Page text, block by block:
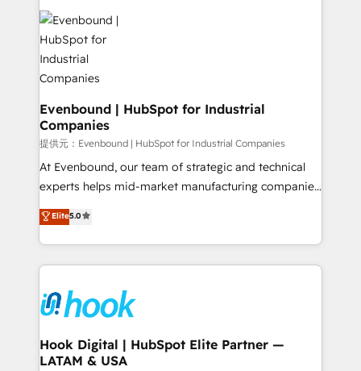
to accompany companies on their digital
transformation journey.
Implementations across Marketing, Sales, Service,
Data & Content 📈 Sales & Marketing Alignment +
Revenue Team Enablement 🤖 Breeze AI & Custom
Agent Creation 🔄 Custom Integrations & Data
Migration Why 1406 We become part of your team.
Your team learns while we build. We fix what others
broke. Built for mid-market reality—practical
solutions that work with your actual headcount and
constraints. By the Numbers 🏆 Top 1% of all
HubSpot partners 🔄 Top 5% globally in client
Who We Serve Revenue teams, marketing leaders,
and sales ops at mid-market companies ready to
Evenbound | HubSpot for Industrial
Companies
提供元：Evenbound | HubSpot for Industrial Companies
At Evenbound, our team of strategic and technical
experts helps mid-market manufacturing companies
achieve real growth. We specialize in delivering
tailored solutions that drive results by leveraging
HubSpot’s platform and data to fuel success.
Technical Solutions: - HubSpot Technical Consulting -
Onboarding - Data Migration & Integrations -
Technical Audit & Optimization Strategic Solutions: -
Revenue Operations - Inbound Marketing -
Outbound Marketing - HubSpot CMS Website
Elite5.0
Hook Digital | HubSpot Elite Partner —
LATAM & USA